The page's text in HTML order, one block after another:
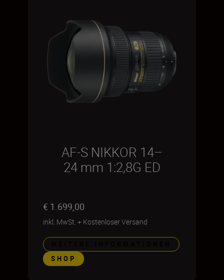
AF-S NIKKOR 14–
24 mm 1:2,8G ED
€ 1.699,00
inkl. MwSt. + Kostenloser Versand
SHOP